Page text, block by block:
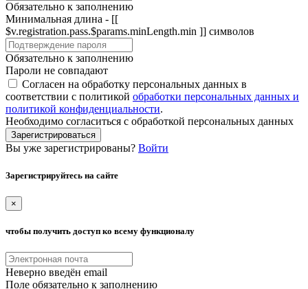
Обязательно к заполнению
Минимальная длина - [[
$v.registration.pass.$params.minLength.min ]] символов
Обязательно к заполнению
Пароли не совпадают
Согласен на обработку персональных данных в
соответствии с политикой обработки персональных данных и
политикой конфиденциальности.
Необходимо согласиться с обработкой персональных данных
Зарегистрироваться
Вы уже зарегистрированы? Войти
Зарегистрируйтесь на сайте
×
чтобы получить доступ ко всему функционалу
Неверно введён email
Поле обязательно к заполнению